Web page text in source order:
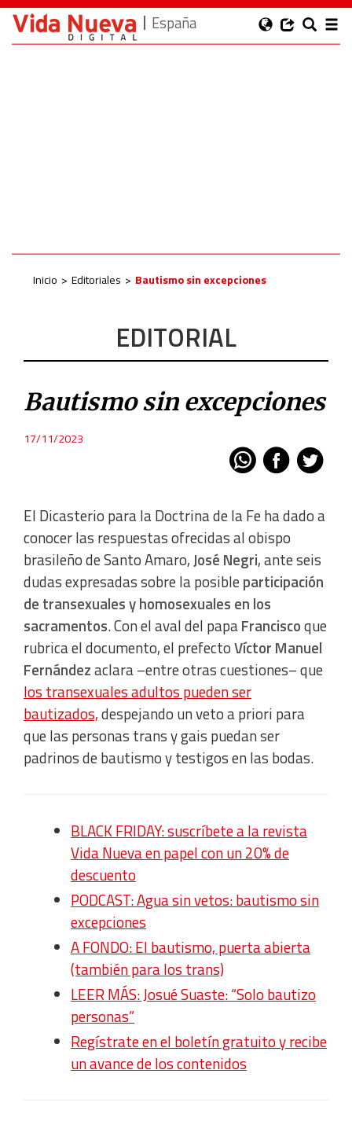
España
Inicio Editoriales Bautismo sin excepciones
EDITORIAL
Bautismo sin excepciones
17/11/2023
El Dicasterio para la Doctrina de la Fe ha dado a
conocer las respuestas ofrecidas al obispo
brasileño de Santo Amaro,José Negri, ante seis
dudas expresadas sobre la posibleparticipación
de transexuales y homosexuales en los
sacramentos. Con el aval del papaFranciscoque
rubrica el documento, el prefectoVíctor Manuel
Fernándezaclara –entre otras cuestiones– que
los transexuales adultos pueden ser
bautizados,despejando un veto a priori para
que las personas trans y gais puedan ser
padrinos de bautismo y testigos en las bodas.
BLACK FRIDAY: suscríbete a la revista
Vida Nueva en papel con un 20% de
descuento
PODCAST: Agua sin vetos: bautismo sin
excepciones
A FONDO: El bautismo, puerta abierta
(también para los trans)
LEER MÁS: Josué Suaste: “Solo bautizo
personas”
Regístrate en el boletín gratuito y recibe
un avance de los contenidos